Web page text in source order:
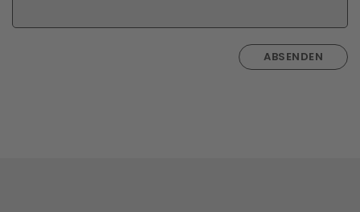
ABSENDEN